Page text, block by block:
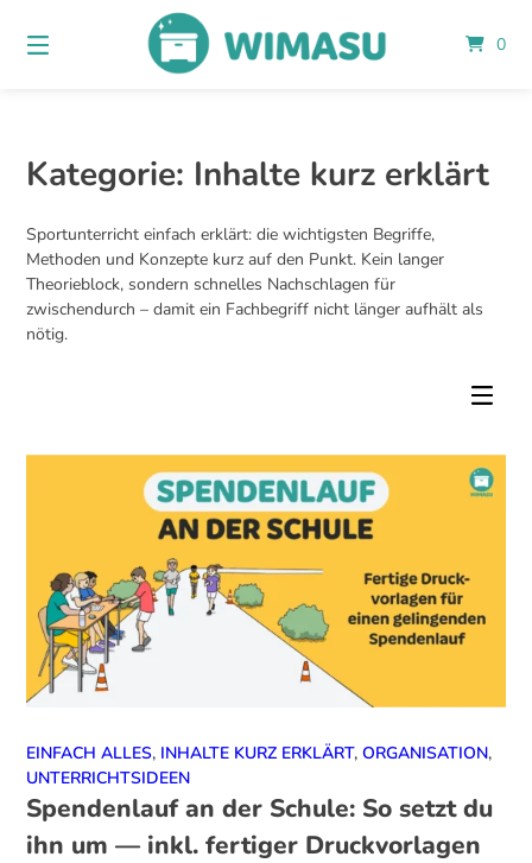
zum
Inhalt
0
Kategorie: Inhalte kurz erklärt
Sportunterricht einfach erklärt: die wichtigsten Begriffe,
Methoden und Konzepte kurz auf den Punkt. Kein langer
Theorieblock, sondern schnelles Nachschlagen für
zwischendurch – damit ein Fachbegriff nicht länger aufhält als
nötig.
EINFACH ALLES, INHALTE KURZ ERKLÄRT,ORGANISATION,
UNTERRICHTSIDEEN
Spendenlauf an der Schule: So setzt du
ihn um — inkl. fertiger Druckvorlagen